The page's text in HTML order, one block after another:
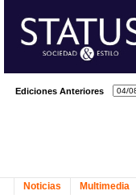
Ediciones Anteriores
Noticias Multimedia